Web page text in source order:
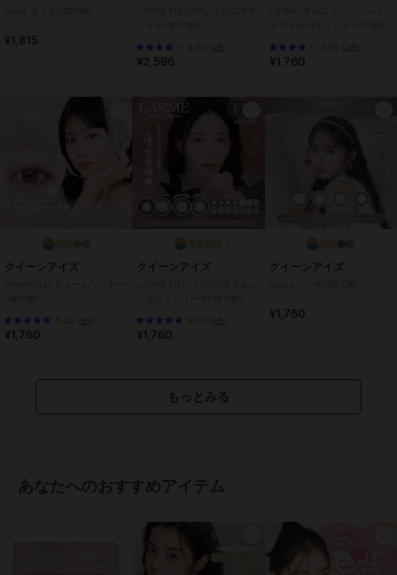
¥1,815
¥2,596 ¥1,760
クイーンアイズ
¥1,760
クイーンアイズ
¥1,760
クイーンアイズ
¥1,760
もっとみる
あなたへのおすすめアイテム